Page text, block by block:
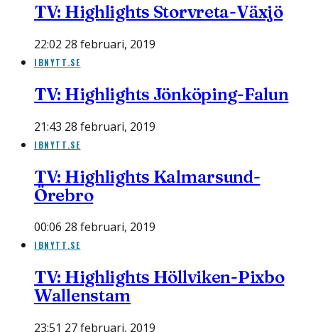
TV: Highlights Storvreta-Växjö
22:02 28 februari, 2019
IBNYTT.SE
TV: Highlights Jönköping-Falun
21:43 28 februari, 2019
IBNYTT.SE
TV: Highlights Kalmarsund-
Örebro
00:06 28 februari, 2019
IBNYTT.SE
TV: Highlights Höllviken-Pixbo
Wallenstam
23:51 27 februari, 2019